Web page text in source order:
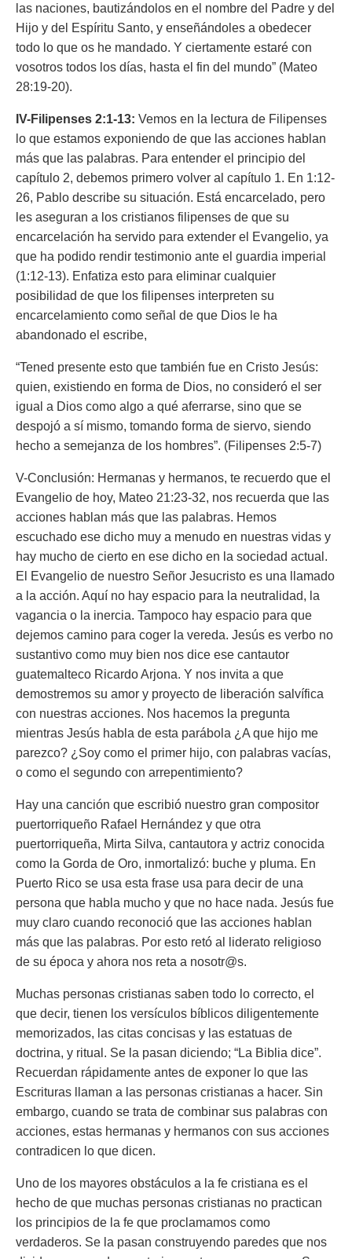
las naciones, bautizándolos en el nombre del Padre y del
Hijo y del Espíritu Santo, y enseñándoles a obedecer
todo lo que os he mandado. Y ciertamente estaré con
vosotros todos los días, hasta el fin del mundo” (Mateo
28:19-20).
IV-Filipenses 2:1-13: Vemos en la lectura de Filipenses
lo que estamos exponiendo de que las acciones hablan
más que las palabras. Para entender el principio del
capítulo 2, debemos primero volver al capítulo 1. En 1:12-
26, Pablo describe su situación. Está encarcelado, pero
les aseguran a los cristianos filipenses de que su
encarcelación ha servido para extender el Evangelio, ya
que ha podido rendir testimonio ante el guardia imperial
(1:12-13). Enfatiza esto para eliminar cualquier
posibilidad de que los filipenses interpreten su
encarcelamiento como señal de que Dios le ha
abandonado el escribe,
“Tened presente esto que también fue en Cristo Jesús:
quien, existiendo en forma de Dios, no consideró el ser
igual a Dios como algo a qué aferrarse, sino que se
despojó a sí mismo, tomando forma de siervo, siendo
hecho a semejanza de los hombres”. (Filipenses 2:5-7)
V-Conclusión: Hermanas y hermanos, te recuerdo que el
Evangelio de hoy, Mateo 21:23-32, nos recuerda que las
acciones hablan más que las palabras. Hemos
escuchado ese dicho muy a menudo en nuestras vidas y
hay mucho de cierto en ese dicho en la sociedad actual.
El Evangelio de nuestro Señor Jesucristo es una llamado
a la acción. Aquí no hay espacio para la neutralidad, la
vagancia o la inercia. Tampoco hay espacio para que
dejemos camino para coger la vereda. Jesús es verbo no
sustantivo como muy bien nos dice ese cantautor
guatemalteco Ricardo Arjona. Y nos invita a que
demostremos su amor y proyecto de liberación salvífica
con nuestras acciones. Nos hacemos la pregunta
mientras Jesús habla de esta parábola ¿A que hijo me
parezco? ¿Soy como el primer hijo, con palabras vacías,
o como el segundo con arrepentimiento?
Hay una canción que escribió nuestro gran compositor
puertorriqueño Rafael Hernández y que otra
puertorriqueña, Mirta Silva, cantautora y actriz conocida
como la Gorda de Oro, inmortalizó: buche y pluma. En
Puerto Rico se usa esta frase usa para decir de una
persona que habla mucho y que no hace nada. Jesús fue
muy claro cuando reconoció que las acciones hablan
más que las palabras. Por esto retó al liderato religioso
de su época y ahora nos reta a nosotr@s.
Muchas personas cristianas saben todo lo correcto, el
que decir, tienen los versículos bíblicos diligentemente
memorizados, las citas concisas y las estatuas de
doctrina, y ritual. Se la pasan diciendo; “La Biblia dice”.
Recuerdan rápidamente antes de exponer lo que las
Escrituras llaman a las personas cristianas a hacer. Sin
embargo, cuando se trata de combinar sus palabras con
acciones, estas hermanas y hermanos con sus acciones
contradicen lo que dicen.
Uno de los mayores obstáculos a la fe cristiana es el
hecho de que muchas personas cristianas no practican
los principios de la fe que proclamamos como
verdaderos. Se la pasan construyendo paredes que nos